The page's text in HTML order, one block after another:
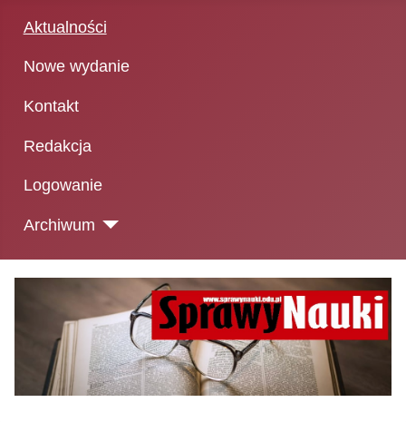
Aktualności
Nowe wydanie
Kontakt
Redakcja
Logowanie
Archiwum